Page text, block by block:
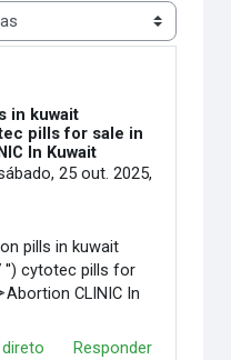
in kuwait
pills for sale in
In Kuwait
25 out. 2025,
pills in kuwait
cytotec pills for
CLINIC In
direto
Responder